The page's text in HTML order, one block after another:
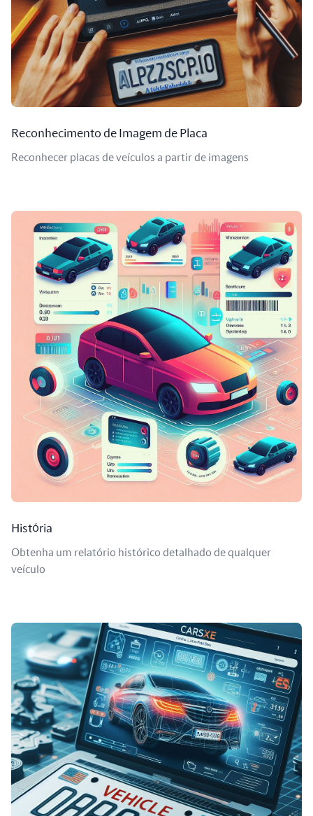
Reconhecimento de Imagem de Placa
Reconhecer placas de veículos a partir de imagens
História
Obtenha um relatório histórico detalhado de qualquer
veículo